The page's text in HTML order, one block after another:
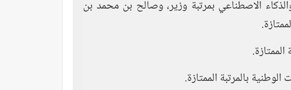
الاصطناعي بمرتبة وزير، وصالح بن محمد بن